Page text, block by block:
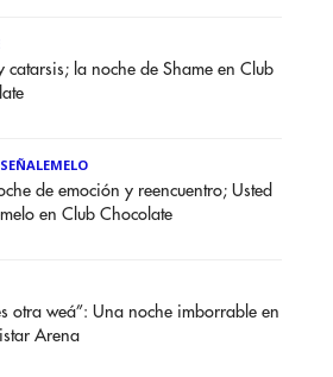
catarsis; la noche de Shame en Club
de emoción y reencuentro; Usted
en Club Chocolate
otra weá”: Una noche imborrable en
Arena